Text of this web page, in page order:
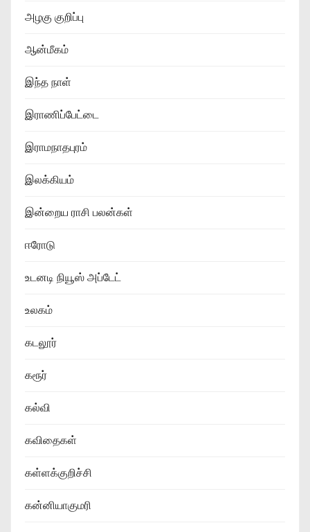
அழகு குறிப்பு
ஆன்மீகம்
இந்த நாள்
இராணிப்பேட்டை
இராமநாதபுரம்
இலக்கியம்
இன்றைய ராசி பலன்கள்
ஈரோடு
உடனடி நியூஸ் அப்டேட்
உலகம்
கடலூர்
கரூர்
கல்வி
கவிதைகள்
கள்ளக்குறிச்சி
கன்னியாகுமரி